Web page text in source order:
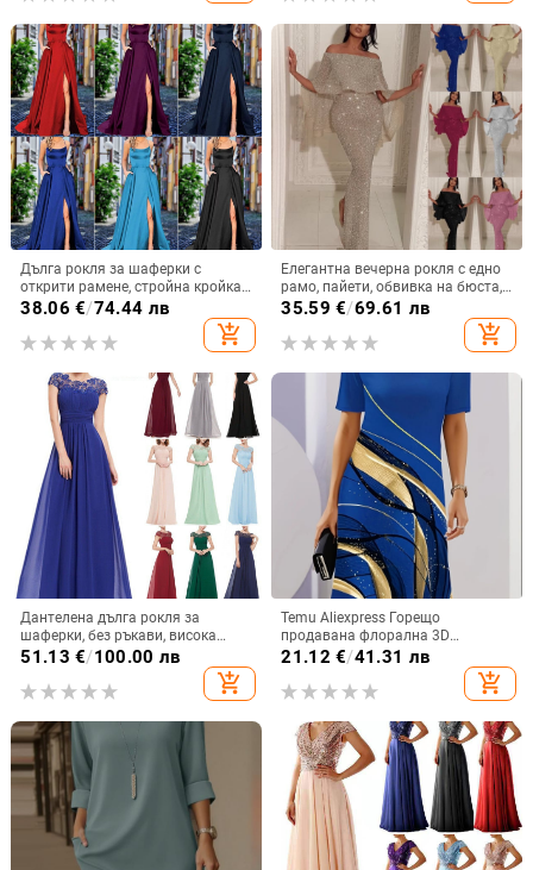
Дълга рокля за шаферки с
открити рамене, стройна кройка
за сватбено тържество
38.06 €/74.44 лв
add_shopping_cart
Елегантна вечерна рокля с едно
рамо, пайети, обвивка на бюста,
дълга молив рокля с висока
35.59 €/69.61 лв
add_shopping_cart
Дантелена дълга рокля за
шаферки, без ръкави, висока
талия, дълга вечерна рокля;
полиестерна дантела
51.13 €/100.00 лв
add_shopping_cart
Temu Aliexpress Горещо
продавана флорална 3D
дигитален печат модна
ежедневна широка дамска рокля
с кръгло деколте
21.12 €/41.31 лв
add_shopping_cart